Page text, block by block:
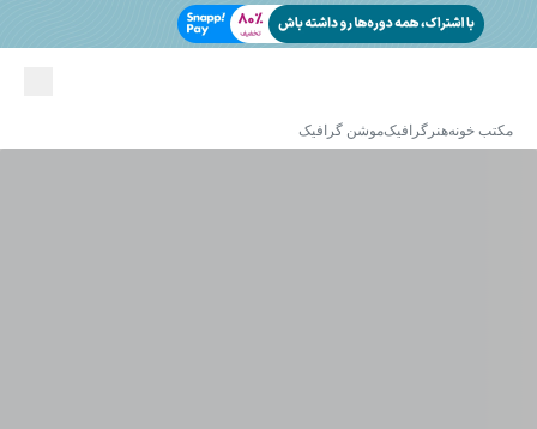
مکتب خونههنر گرافیکموشن گرافیک